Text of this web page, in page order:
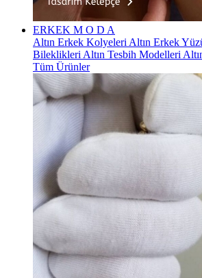
ERKEK M O D A
Altın Erkek Kolyeleri Altın Erkek
Bileklikleri Altın Tesbih Modelleri
Tüm Ürünler